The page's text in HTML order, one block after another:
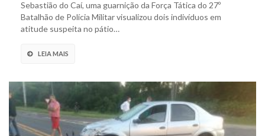
Sebastião do Caí, uma guarnição da Força Tática do 27º
Batalhão de Polícia Militar visualizou dois indivíduos em
atitude suspeita no pátio…
LEIA MAIS